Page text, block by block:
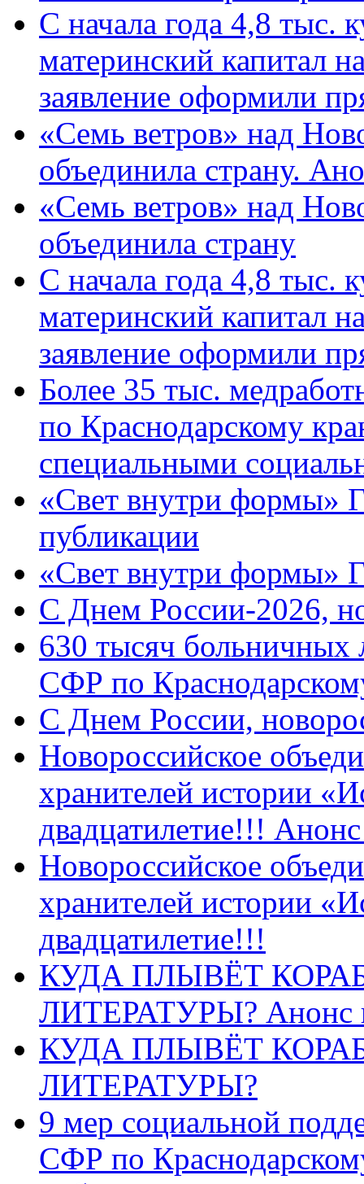
С начала года 4,8 тыс.
материнский капитал
заявление оформили
«Семь ветров» над
объединила страну.
«Семь ветров» над
объединила страну
С начала года 4,8 тыс.
материнский капитал
заявление оформили
Более 35 тыс.
по Краснодарскому
специальными
«Свет внутри формы»
публикации
«Свет внутри формы»
C Днем России-2026,
630 тысяч больничных
СФР по
C Днем России,
Новороссийское
хранителей истории
двадцатилетие!!!
Новороссийское
хранителей истории
двадцатилетие!!!
КУДА ПЛЫВЁТ
ЛИТЕРАТУРЫ? Анонс
КУДА ПЛЫВЁТ
ЛИТЕРАТУРЫ?
9 мер социальной
СФР по